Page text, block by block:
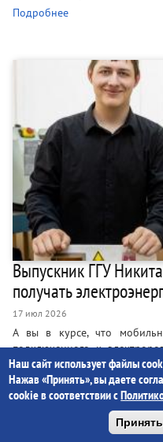
Подробнее
Выпускник ГГУ
получать
17 июл 2026
А вы в курсе, что
подключенного к
сигнал работающего
государственного
Никита Дегтярев про это не
такое устройство. А еще
мечтает, что в будущем
Наш сайт использует файлы
Нажав «Принять», вы даете
cookie в соответствии с
Принять